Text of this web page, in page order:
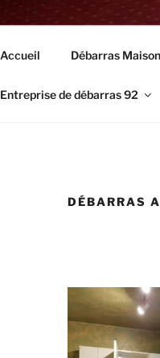
Accueil Débarras Maison
Entreprise de débarras 92
DÉBARRAS